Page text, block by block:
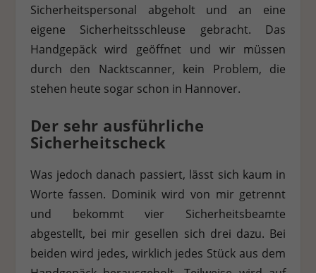
Sicherheitspersonal abgeholt und an eine
eigene Sicherheitsschleuse gebracht. Das
Handgepäck wird geöffnet und wir müssen
durch den Nacktscanner, kein Problem, die
stehen heute sogar schon in Hannover.
Der sehr ausführliche
Sicherheitscheck
Was jedoch danach passiert, lässt sich kaum in
Worte fassen. Dominik wird von mir getrennt
und bekommt vier Sicherheitsbeamte
abgestellt, bei mir gesellen sich drei dazu. Bei
beiden wird jedes, wirklich jedes Stück aus dem